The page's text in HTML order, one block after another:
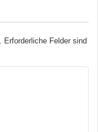
Erforderliche Felder sind